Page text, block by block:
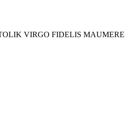
VIRGO FIDELIS MAUMERE